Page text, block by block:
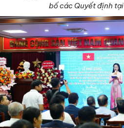
bố các Quyết định